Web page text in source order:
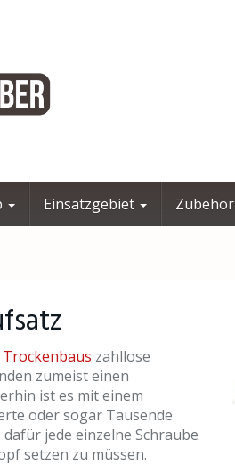
Einsatzgebiet Zubehör
Trockenbaus zahllose
zumeist einen
ist es mit einem
oder sogar Tausende
jede einzelne Schraube
setzen zu müssen.